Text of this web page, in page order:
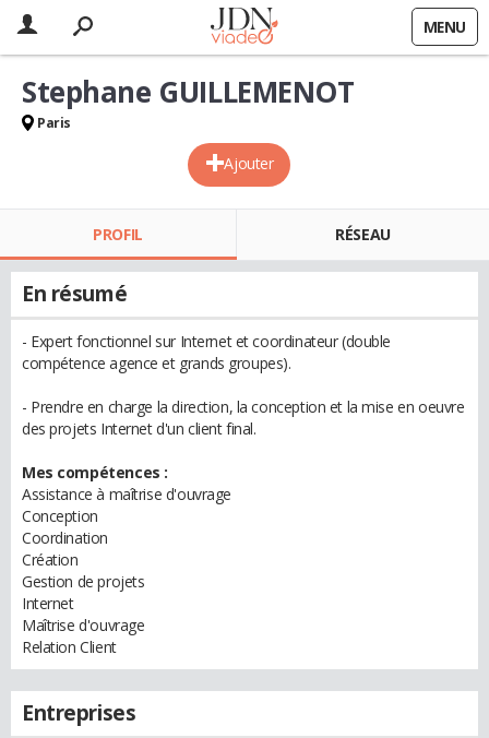
MENU
Ajouter
Stephane GUILLEMENOT
Paris
PROFIL RÉSEAU
En résumé
- Expert fonctionnel sur Internet et coordinateur (double
compétence agence et grands groupes).
- Prendre en charge la direction, la conception et la mise en oeuvre
des projets Internet d'un client final.
Mes compétences :
Assistance à maîtrise d'ouvrage
Conception
Coordination
Création
Gestion de projets
Internet
Maîtrise d'ouvrage
Relation Client
Entreprises